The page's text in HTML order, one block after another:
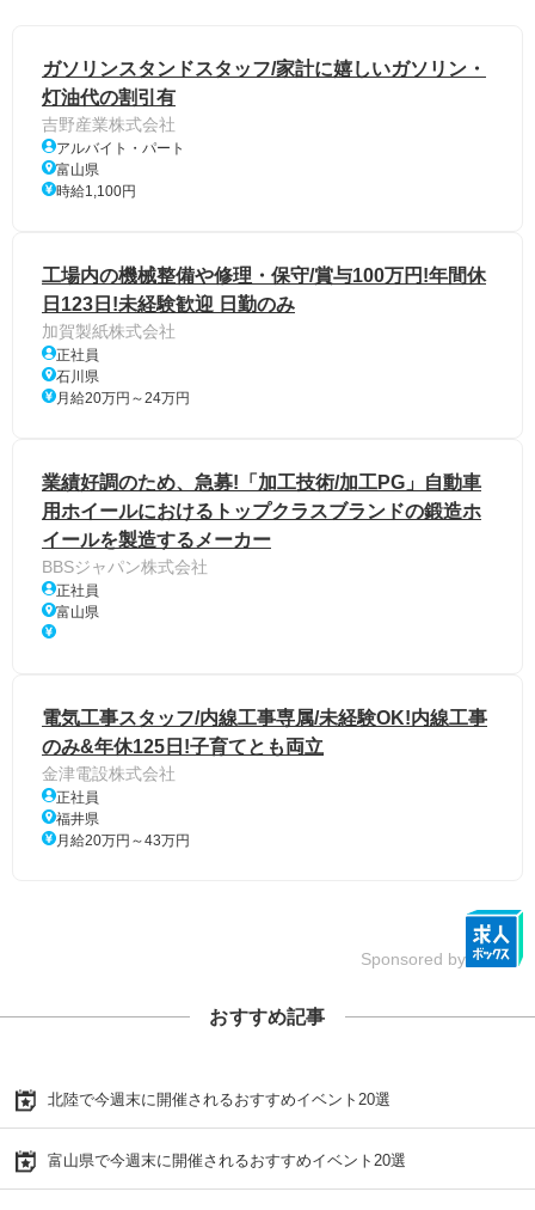
ガソリンスタンドスタッフ/家計に嬉しいガソリン・
灯油代の割引有
吉野産業株式会社
アルバイト・パート
富山県
時給1,100円
工場内の機械整備や修理・保守/賞与100万円!年間休
日123日!未経験歓迎 日勤のみ
加賀製紙株式会社
正社員
石川県
月給20万円～24万円
業績好調のため、急募!「加工技術/加工PG」自動車
用ホイールにおけるトップクラスブランドの鍛造ホ
イールを製造するメーカー
BBSジャパン株式会社
正社員
富山県
電気工事スタッフ/内線工事専属/未経験OK!内線工事
のみ&年休125日!子育てとも両立
金津電設株式会社
正社員
福井県
月給20万円～43万円
Sponsored by
おすすめ記事
北陸で今週末に開催されるおすすめイベント20選
富山県で今週末に開催されるおすすめイベント20選